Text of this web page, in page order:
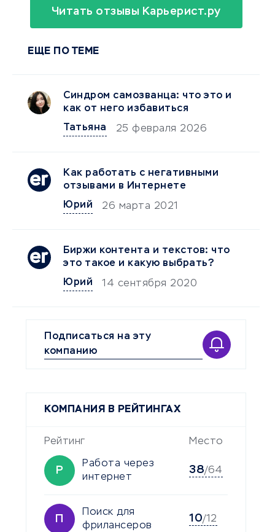
Читать отзывы Карьерист.ру
ЕЩЕ ПО ТЕМЕ
Синдром самозванца: что это и
как от него избавиться
Татьяна
25 февраля 2026
Как работать с негативными
отзывами в Интернете
Юрий
26 марта 2021
Биржи контента и текстов: что
это такое и какую выбрать?
Юрий
14 сентября 2020
Подписаться на эту
компанию
КОМПАНИЯ В РЕЙТИНГАХ
Рейтинг Место
Р
Работа через
интернет
38/64
Поиск для
фрилансеров
10/12